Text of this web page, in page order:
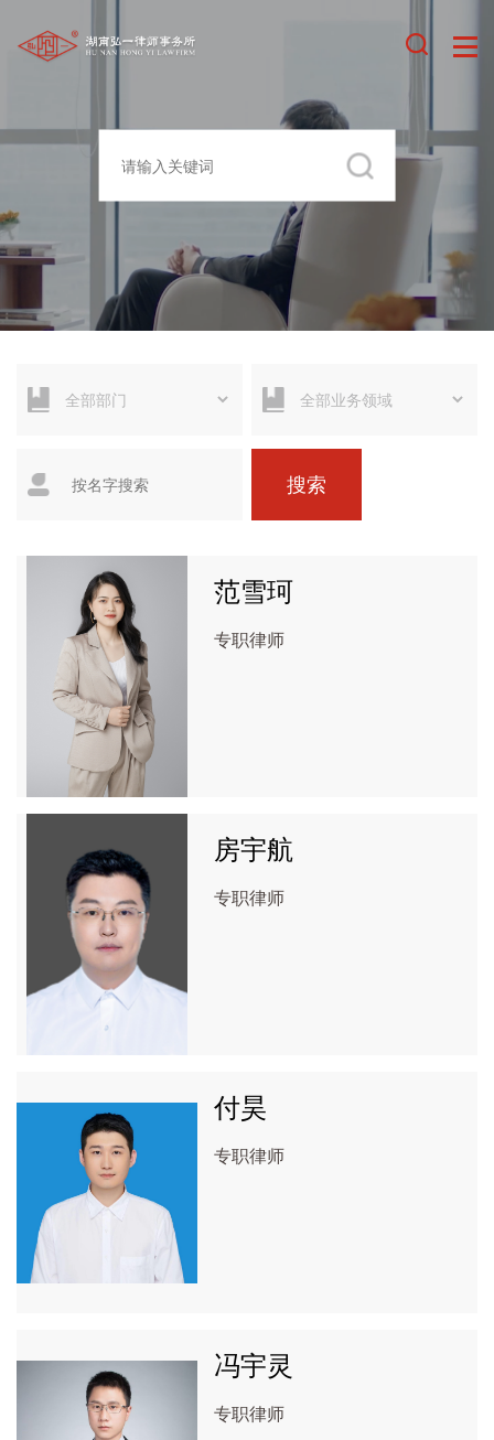
范雪珂
专职律师
房宇航
专职律师
付昊
专职律师
冯宇灵
专职律师